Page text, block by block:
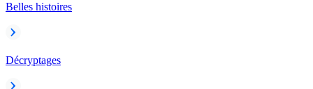
Belles histoires
Décryptages